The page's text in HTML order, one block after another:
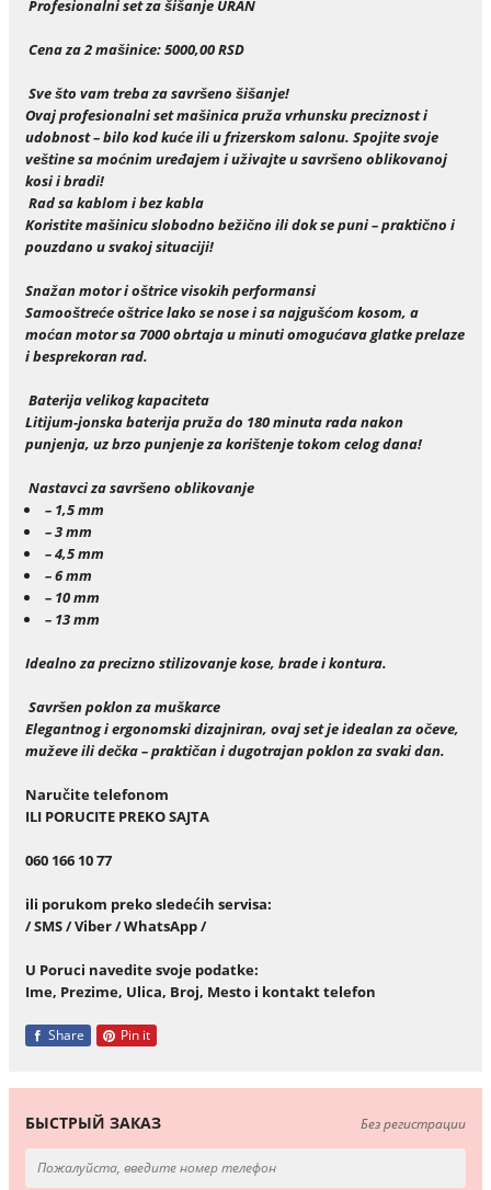
Profesionalni set za šišanje URAN
Cena za 2 mašinice: 5000,00 RSD
Sve što vam treba za savršeno šišanje!
Ovaj profesionalni set mašinica pruža vrhunsku preciznost i
udobnost – bilo kod kuće ili u frizerskom salonu. Spojite svoje
veštine sa moćnim uređajem i uživajte u savršeno oblikovanoj
kosi i bradi!
Rad sa kablom i bez kabla
Koristite mašinicu slobodno bežično ili dok se puni – praktično i
pouzdano u svakoj situaciji!
Snažan motor i oštrice visokih performansi
Samooštreće oštrice lako se nose i sa najgušćom kosom, a
moćan motor sa 7000 obrtaja u minuti omogućava glatke prelaze
i besprekoran rad.
Baterija velikog kapaciteta
Litijum-jonska baterija pruža do 180 minuta rada nakon
punjenja, uz brzo punjenje za korištenje tokom celog dana!
Nastavci za savršeno oblikovanje
– 1,5 mm
– 3 mm
– 4,5 mm
– 6 mm
– 10 mm
– 13 mm
Idealno za precizno stilizovanje kose, brade i kontura.
Savršen poklon za muškarce
Elegantnog i ergonomski dizajniran, ovaj set je idealan za očeve,
muževe ili dečka – praktičan i dugotrajan poklon za svaki dan.
Naručite telefonom
ILI PORUCITE PREKO SAJTA
060 166 10 77
ili porukom preko sledećih servisa:
/ SMS / Viber / WhatsApp /
U Poruci navedite svoje podatke:
Ime, Prezime, Ulica, Broj, Mesto i kontakt telefon
Share Pin it
БЫСТРЫЙ ЗАКАЗ Без регистрации